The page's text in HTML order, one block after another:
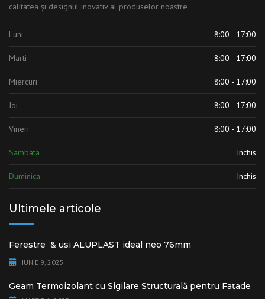
calitatea și designul inovativ al produselor noastre
Luni 8:00 - 17:00
Marti 8:00 - 17:00
Miercuri 8:00 - 17:00
Joi 8:00 - 17:00
Vineri 8:00 - 17:00
Sambata Inchis
Duminica Inchis
Ultimele articole
Ferestre & usi ALUPLAST ideal neo 76mm
IUNIE 9, 2025
Geam Termoizolant cu Sigilare Structurală pentru Fațade